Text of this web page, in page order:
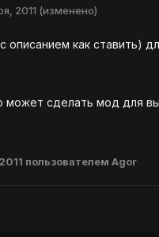
2011 (изменено)
описанием как ставить)
может сделать мод для
пользователем Agor